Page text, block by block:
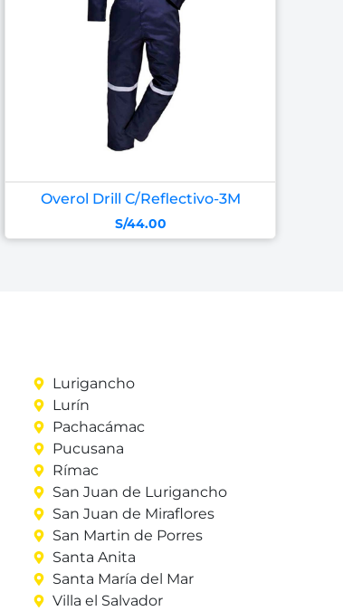
Overol Drill C/Reflectivo-3M
S/44.00
Lurigancho
Lurín
Pachacámac
Pucusana
Rímac
San Juan de Lurigancho
San Juan de Miraflores
San Martin de Porres
Santa Anita
Santa María del Mar
Villa el Salvador